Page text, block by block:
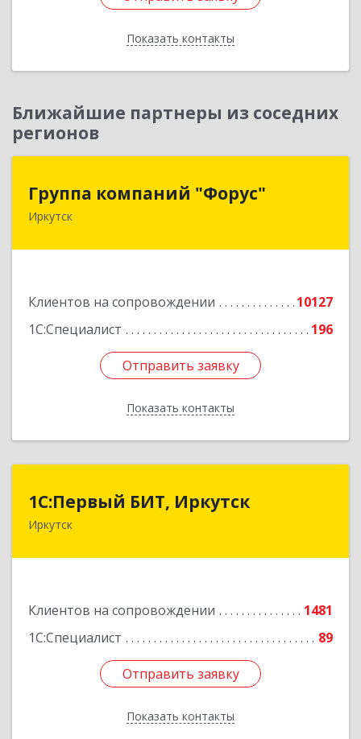
Показать контакты
Назад
Ближайшие партнеры из соседних
регионов
Группа компаний "Форус"
Иркутск
Клиентов на сопровождении
10127
1С:Специалист
196
Отправить заявку
Показать контакты
Группа компаний "Форус"
664007, Иркутская обл, Иркутск г, Ямская ул,
Отправить заявку
Назад
1С:Первый БИТ, Иркутск
Иркутск
Клиентов на сопровождении
1481
1С:Специалист
89
Отправить заявку
Показать контакты
1С:Первый БИТ, Иркутск
664007, Иркутская обл, Иркутск г, Декабрьских
Отправить заявку
Назад